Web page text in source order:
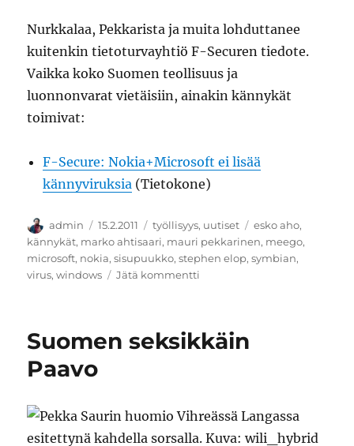
Nurkkalaa, Pekkarista ja muita lohduttanee
kuitenkin tietoturvayhtiö F-Securen tiedote.
Vaikka koko Suomen teollisuus ja
luonnonvarat vietäisiin, ainakin kännykät
toimivat:
F-Secure: Nokia+Microsoft ei lisää
kännyviruksia (Tietokone)
Kirjoittaja
admin Julkaistu
15.2.2011 Kategoriat
työllisyys, uutiset Avainsanat
esko aho,
kännykät, marko ahtisaari, mauri pekkarinen, meego,
microsoft, nokia,sisupuukko,stephen elop,symbian,
virus,windows Jätä kommentti
Suomen seksikkäin
Paavo